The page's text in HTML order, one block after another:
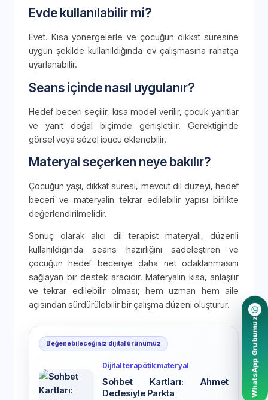
Evde kullanılabilir mi?
Evet. Kısa yönergelerle ve çocuğun dikkat süresine
uygun şekilde kullanıldığında ev çalışmasına rahatça
uyarlanabilir.
Seans içinde nasıl uygulanır?
Hedef beceri seçilir, kısa model verilir, çocuk yanıtlar
ve yanıt doğal biçimde genişletilir. Gerektiğinde
görsel veya sözel ipucu eklenebilir.
Materyal seçerken neye bakılır?
Çocuğun yaşı, dikkat süresi, mevcut dil düzeyi, hedef
beceri ve materyalin tekrar edilebilir yapısı birlikte
değerlendirilmelidir.
Sonuç olarak alıcı dil terapist materyali, düzenli
kullanıldığında seans hazırlığını sadeleştiren ve
çocuğun hedef beceriye daha net odaklanmasını
sağlayan bir destek aracıdır. Materyalin kısa, anlaşılır
ve tekrar edilebilir olması; hem uzman hem aile
açısından sürdürülebilir bir çalışma düzeni oluşturur.
Beğenebileceğiniz dijital ürünümüz
Dijital terapötik materyal
Sohbet Kartları: Ahmet
Dedesiyle Parkta
WhatsApp Grubumuz